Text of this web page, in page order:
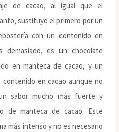
de cacao, al igual que el
sustituyo el primero por un
con un contenido en
es un chocolate
en manteca de cacao, y un
en cacao aunque no
sabor mucho más fuerte y
de manteca de cacao. Este
más intenso y no es necesario